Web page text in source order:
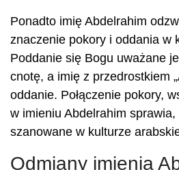
Ponadto imię Abdelrahim
znaczenie pokory i oddania w
Poddanie się Bogu uważane
cnotę, a imię z przedrostkiem
oddanie. Połączenie pokory,
w imieniu Abdelrahim
szanowane w kulturze
Odmiany imienia